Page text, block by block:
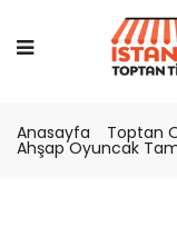
Anasayfa Toptan
Ahşap Oyuncak